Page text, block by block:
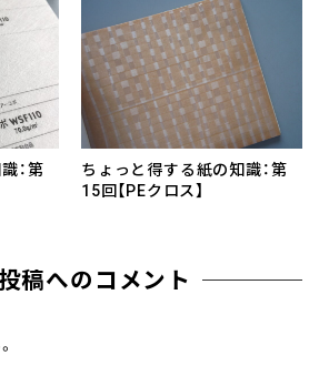
：第
ちょっと得する紙の知識：第
15回【PEクロス】
稿へのコメント